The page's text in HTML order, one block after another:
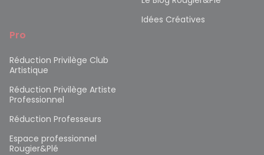
Idées Créatives
Pro
Réduction Privilège Club
Artistique
Réduction Privilège Artiste
Professionnel
Réduction Professeurs
Espace professionnel
Rougier&Plé